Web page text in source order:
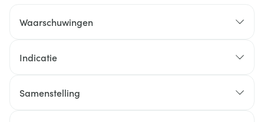
Waarschuwingen
Indicatie
profylaxe en malariabehandeling (paludisme)
Samenstelling